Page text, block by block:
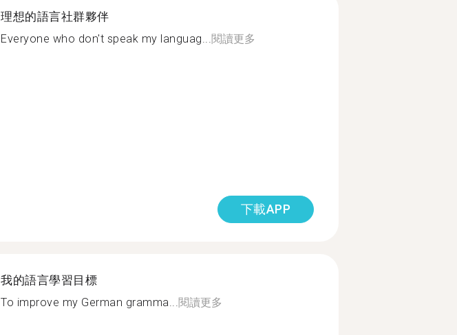
理想的語言社群夥伴
Everyone who don't speak my languag...閱讀更多
下載APP
我的語言學習目標
To improve my German gramma...閱讀更多